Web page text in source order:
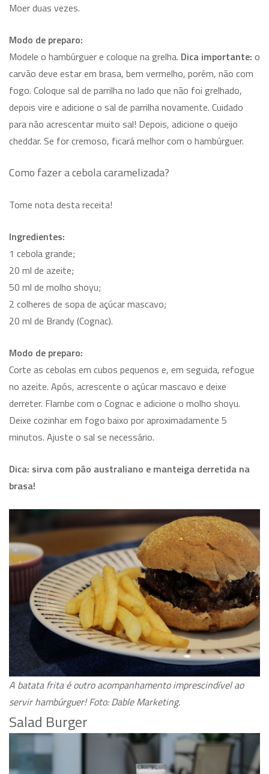
Moer duas vezes.
Modo de preparo:
Modele o hambúrguer e coloque na grelha. Dica importante: o
carvão deve estar em brasa, bem vermelho, porém, não com
fogo. Coloque sal de parrilha no lado que não foi grelhado,
depois vire e adicione o sal de parrilha novamente. Cuidado
para não acrescentar muito sal! Depois, adicione o queijo
cheddar. Se for cremoso, ficará melhor com o hambúrguer.
Como fazer a cebola caramelizada?
Tome nota desta receita!
Ingredientes:
1 cebola grande;
20 ml de azeite;
50 ml de molho shoyu;
2 colheres de sopa de açúcar mascavo;
20 ml de Brandy (Cognac).
Modo de preparo:
Corte as cebolas em cubos pequenos e, em seguida, refogue
no azeite. Após, acrescente o açúcar mascavo e deixe
derreter. Flambe com o Cognac e adicione o molho shoyu.
Deixe cozinhar em fogo baixo por aproximadamente 5
minutos. Ajuste o sal se necessário.
Dica: sirva com pão australiano e manteiga derretida na
brasa!
A batata frita é outro acompanhamento imprescindível ao
servir hambúrguer! Foto: Dable Marketing.
Salad Burger